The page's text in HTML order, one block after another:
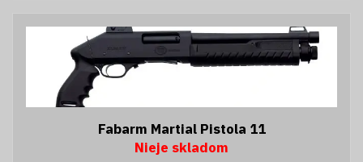
Fabarm Martial Pistola 11
Nieje skladom